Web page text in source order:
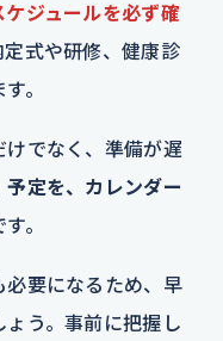
ジュールを必ず確
定式や研修、健康診
。
でなく、準備が遅
予定を、カレンダー
。
要になるため、早
う。事前に把握し